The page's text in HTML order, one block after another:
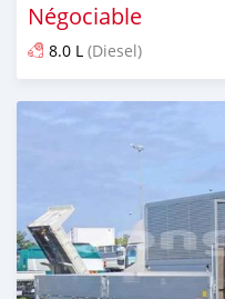
Négociable
8.0 L (Diesel)
Publié il y a 2 mois